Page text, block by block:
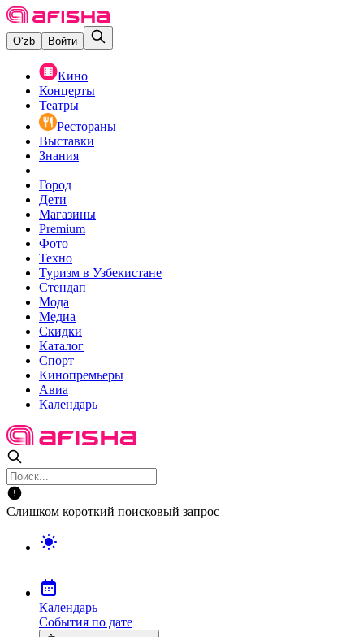
O‘zb Войти
Кино
Концерты
Театры
Рестораны
Выставки
Знания
Город
Дети
Магазины
Premium
Фото
Техно
Туризм в Узбекистане
Стендап
Мода
Медиа
Скидки
Каталог
Спорт
Кинопремьеры
Авиа
Календарь
Слишком короткий поисковый запрос
Календарь
События по дате